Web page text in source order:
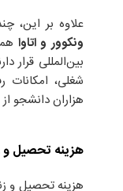
علاوه بر این،
ونکوور و اتاوا
بین‌المللی
شغلی، امکانات
هزاران دانشجو
هزینه تحصیل و
هزینه تحصیل و